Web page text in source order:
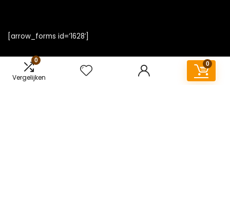
0
Vergelijken
0
[arrow_forms id=’1628′]